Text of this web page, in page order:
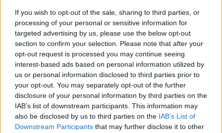
If you wish to opt-out of the sale, sharing to third parties, or
processing of your personal or sensitive information for
targeted advertising by us, please use the below opt-out
section to confirm your selection. Please note that after your
opt-out request is processed you may continue seeing
interest-based ads based on personal information utilized by
us or personal information disclosed to third parties prior to
your opt-out. You may separately opt-out of the further
disclosure of your personal information by third parties on the
IAB’s list of downstream participants. This information may
also be disclosed by us to third parties on the IAB’s List of
Downstream Participants that may further disclose it to other
Non avere e non essere
Armiamoci e... avviatevi
Da Capodanno a Carnevale
Schizzi di fango
Sor-riso amaro
Fine anno al ristorante
La festa di Capodanno
Natale 2024
Re e regnanti
A noi interessa il dito non la luna
Come rubare allo stato e vivere felici
Una performance
Il compagno